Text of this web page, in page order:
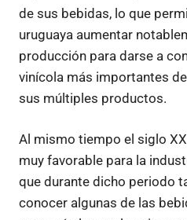
de sus bebidas, lo que
uruguaya aumentar
producción para darse a
vinícola más importantes
sus múltiples productos.
Al mismo tiempo el siglo
muy favorable para la
que durante dicho periodo
conocer algunas de las